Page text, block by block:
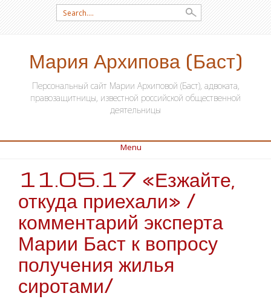
Search for:
Мария Архипова (Баст)
Персональный сайт Марии Архиповой (Баст), адвоката,
правозащитницы, известной российской общественной
деятельницы
Menu
SKIP TO CONTENT
11.05.17 «Езжайте,
откуда приехали» /
комментарий эксперта
Марии Баст к вопросу
получения жилья
сиротами/